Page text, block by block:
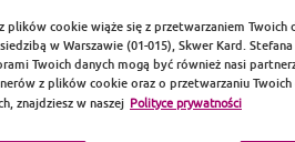
plików cookie wiąże się z przetwarzaniem
w Warszawie (01-015), Skwer Kard.
Twoich danych mogą być również nasi
z plików cookie oraz o przetwarzaniu
znajdziesz w naszej Polityce prywatności